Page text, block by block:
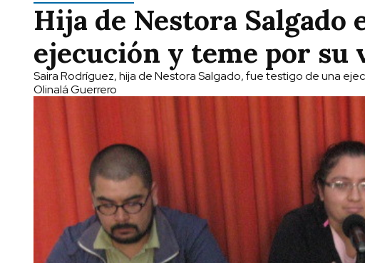
Hija de Nestora Salgado
ejecución y teme por su
Saira Rodríguez, hija de Nestora Salgado, fue testigo de una
Olinalá Guerrero